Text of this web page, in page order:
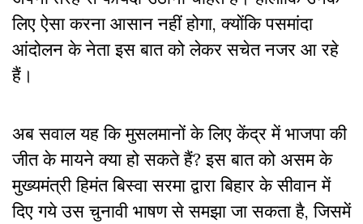
लिए ऐसा करना आसान नहीं होगा, क्योंकि पसमांदा
आंदोलन के नेता इस बात को लेकर सचेत नजर आ रहे
हैं।
अब सवाल यह कि मुसलमानों के लिए केंद्र में भाजपा की
जीत के मायने क्या हो सकते हैं? इस बात को असम के
मुख्यमंत्री हिमंत बिस्वा सरमा द्वारा बिहार के सीवान में
दिए गये उस चुनावी भाषण से समझा जा सकता है, जिसमें